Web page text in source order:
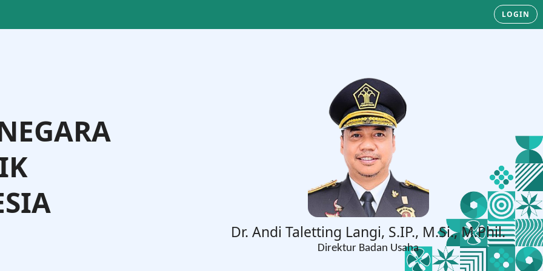
LOGIN
Dr. Andi Taletting Langi, S.IP., M.Si., M.Phil.
Direktur Badan Usaha